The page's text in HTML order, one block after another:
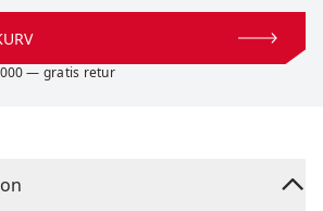
— gratis retur